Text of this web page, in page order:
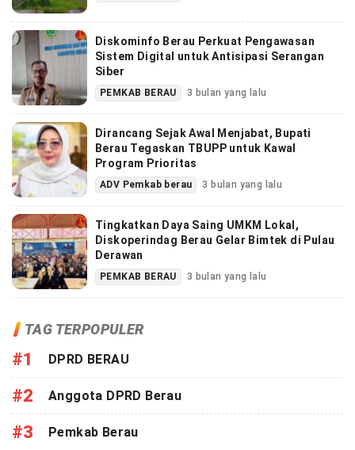
Diskominfo Berau Perkuat Pengawasan
Sistem Digital untuk Antisipasi Serangan
Siber
PEMKAB BERAU 3 bulan yang lalu
Dirancang Sejak Awal Menjabat, Bupati
Berau Tegaskan TBUPP untuk Kawal
Program Prioritas
ADV Pemkab berau 3 bulan yang lalu
Tingkatkan Daya Saing UMKM Lokal,
Diskoperindag Berau Gelar Bimtek di Pulau
Derawan
PEMKAB BERAU 3 bulan yang lalu
TAG TERPOPULER
#1 DPRD BERAU
#2 Anggota DPRD Berau
#3 Pemkab Berau